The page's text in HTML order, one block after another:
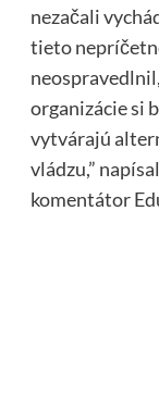
nezačali
tieto
organizácie si
vytvárajú
vládzu,”
komentátor